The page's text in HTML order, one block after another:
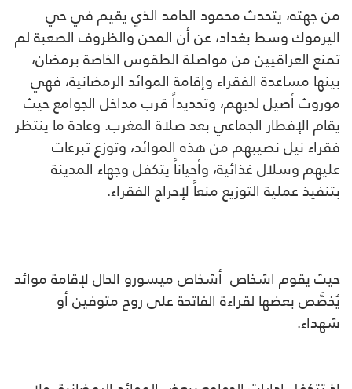
من جهته، يتحدث محمود الحامد الذي يقيم في حي
اليرموك وسط بغداد، عن أن المحن والظروف الصعبة لم
تمنع العراقيين من مواصلة الطقوس الخاصة برمضان،
بينها مساعدة الفقراء وإقامة الموائد الرمضانية، فهي
موروث أصيل لديهم، وتحديداً قرب مداخل الجوامع حيث
يقام الإفطار الجماعي بعد صلاة المغرب. وعادة ما ينتظر
فقراء نيل نصيبهم من هذه الموائد، وتوزع تبرعات
عليهم وسلال غذائية، وأحياناً يتكفل وجهاء المدينة
بتنفيذ عملية التوزيع منعاً لإحراج الفقراء.
حيث يقوم اشخاص أشخاص ميسورو الحال لإقامة موائد
يُخصَّص بعضها لقراءة الفاتحة على روح متوفين أو
شهداء.